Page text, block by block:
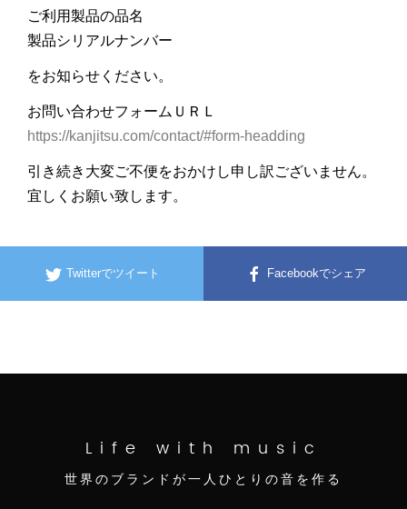
ご利用製品の品名
製品シリアルナンバー
をお知らせください。
お問い合わせフォームＵＲＬ
https://kanjitsu.com/contact/#form-headding
引き続き大変ご不便をおかけし申し訳ございません。
宜しくお願い致します。
Twitterでツイート Facebookでシェア
Life with music
世界のブランドが一人ひとりの音を作る